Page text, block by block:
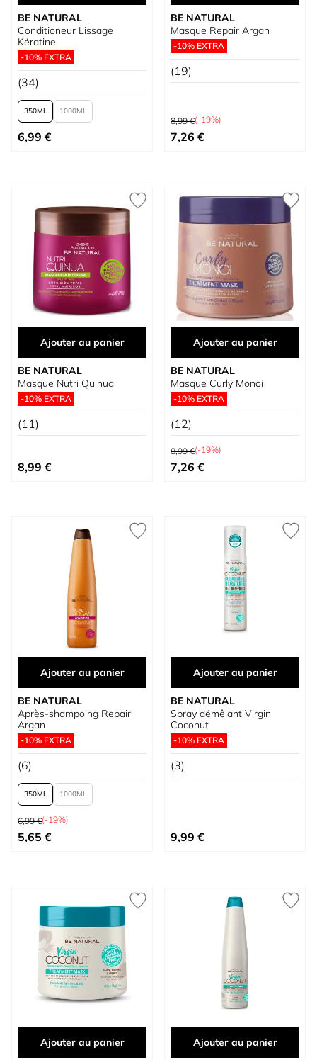
BE NATURAL
Conditioneur Lissage
Kératine
-10% EXTRA
(34)
350 1000
À partir de
6,99 €
BE NATURAL
Masque Repair Argan
-10% EXTRA
(19)
Prix normal
8,99 €(-19%)
Prix spécial
7,26 €
Ajouter au panier
BE NATURAL
Masque Nutri Quinua
-10% EXTRA
(11)
8,99 €
Ajouter au panier
BE NATURAL
Masque Curly Monoi
-10% EXTRA
(12)
Prix normal
8,99 €(-19%)
Prix spécial
7,26 €
Ajouter au panier
BE NATURAL
Après-shampoing Repair
Argan
-10% EXTRA
(6)
350 1000
Prix normal
6,99 €(-19%)
À partir de
5,65 €
Ajouter au panier
BE NATURAL
Spray démêlant Virgin
Coconut
-10% EXTRA
(3)
9,99 €
Ajouter au panier Ajouter au panier